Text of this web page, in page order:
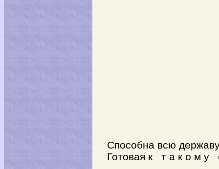
Способна всю
Готовая к т а к о м у